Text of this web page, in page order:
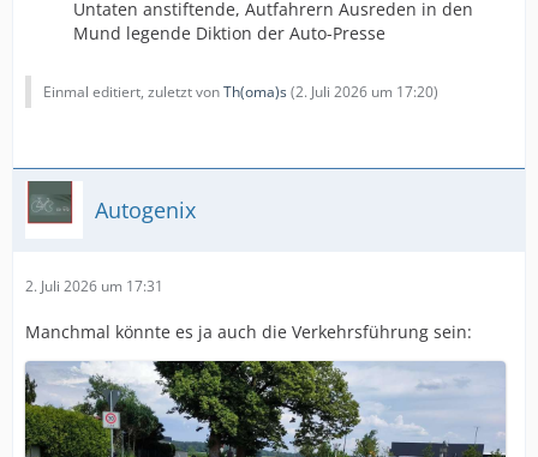
Untaten anstiftende, Autfahrern Ausreden in den
Mund legende Diktion der Auto-Presse
Einmal editiert, zuletzt vonTh(oma)s(2. Juli 2026 um 17:20)
Autogenix
2. Juli 2026 um 17:31
Manchmal könnte es ja auch die Verkehrsführung sein: